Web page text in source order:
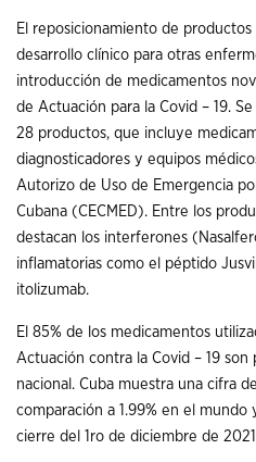
El reposicionamiento de
desarrollo clínico para otras
introducción de medicamentos
de Actuación para la Covid – 19.
28 productos, que incluye
diagnosticadores y equipos
Autorizo de Uso de Emergencia
Cubana (CECMED). Entre los
destacan los interferones
inflamatorias como el péptido
itolizumab.
El 85% de los medicamentos
Actuación contra la Covid – 19
nacional. Cuba muestra una cifra
comparación a 1.99% en el mundo
cierre del 1ro de diciembre de